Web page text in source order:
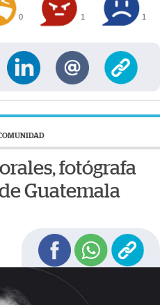
0 1 1
fotógrafa
Guatemala